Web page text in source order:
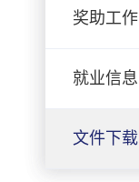
奖助工作
就业信息
文件下载